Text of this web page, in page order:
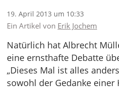
19. April 2013 um 10:33
Ein Artikel von Erik Jochem
Natürlich hat Albrecht
eine ernsthafte Debatte
„Dieses Mal ist alles
sowohl der Gedanke einer